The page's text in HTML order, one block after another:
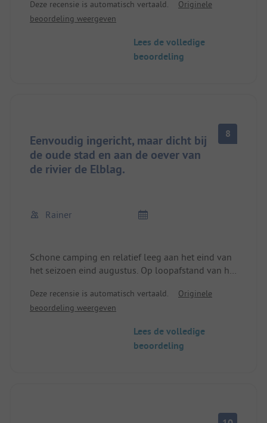
Zeer geschikt voor ontspanning.
Deze recensie is automatisch vertaald.
Originele
beoordeling weergeven
Lees de volledige
beoordeling
Eenvoudig ingericht, maar dicht bij
de oude stad en aan de oever van
de rivier de Elblag.
8
Rainer
Schone camping en relatief leeg aan het eind van
het seizoen eind augustus. Op loopafstand van het
de Elblag. Eenvoudig maar schoon sanitair. Geen
vaste kampeerders. Hier wordt ook Duits
Deze recensie is automatisch vertaald.
Originele
beoordeling weergeven
Lees de volledige
beoordeling